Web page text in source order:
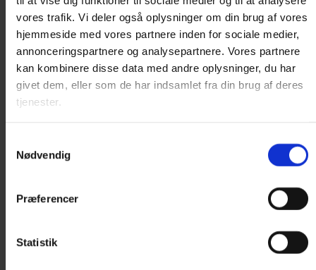
vores trafik. Vi deler også oplysninger om din brug af vores
hjemmeside med vores partnere inden for sociale medier,
annonceringspartnere og analysepartnere. Vores partnere
kan kombinere disse data med andre oplysninger, du har
givet dem, eller som de har indsamlet fra din brug af deres
tjenester.
Nødvendig
Præferencer
Statistik
Kattedør
Microchip kattelem
Magnet kattelem